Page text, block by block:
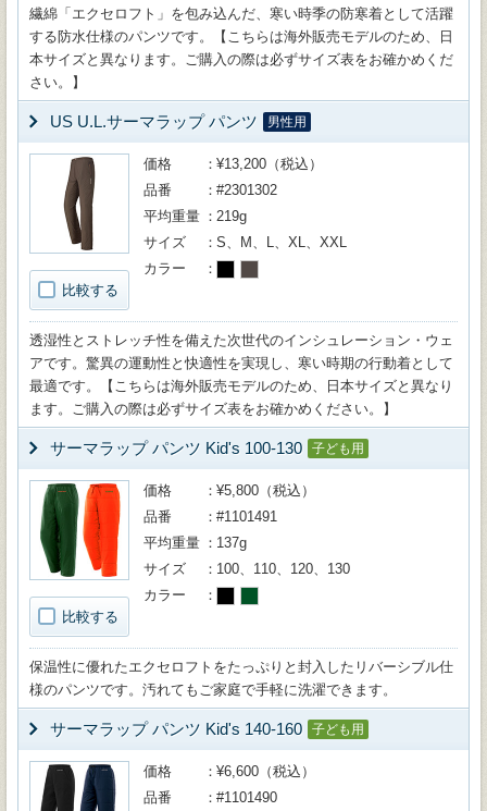
繊綿「エクセロフト」を包み込んだ、寒い時季の防寒着として活躍
する防水仕様のパンツです。【こちらは海外販売モデルのため、日
本サイズと異なります。ご購入の際は必ずサイズ表をお確かめくだ
さい。】
US U.L.サーマラップ パンツ 男性用
比較する
価格
¥13,200（税込）
品番
#2301302
平均重量
219g
サイズ
S、M、L、XL、XXL
カラー
透湿性とストレッチ性を備えた次世代のインシュレーション・ウェ
アです。驚異の運動性と快適性を実現し、寒い時期の行動着として
最適です。【こちらは海外販売モデルのため、日本サイズと異なり
ます。ご購入の際は必ずサイズ表をお確かめください。】
サーマラップ パンツ Kid's 100-130 子ども用
比較する
価格
¥5,800（税込）
品番
#1101491
平均重量
137g
サイズ
100、110、120、130
カラー
保温性に優れたエクセロフトをたっぷりと封入したリバーシブル仕
様のパンツです。汚れてもご家庭で手軽に洗濯できます。
サーマラップ パンツ Kid's 140-160 子ども用
価格
¥6,600（税込）
品番
#1101490